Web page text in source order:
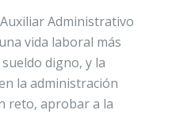
Administrativo
vida laboral más
digno, y la
la administración
reto, aprobar a la